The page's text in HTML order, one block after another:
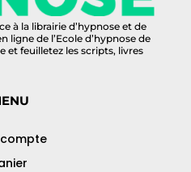
à la librairie d’hypnose et de
ligne de l’Ecole d’hypnose de
et feuilletez les scripts, livres